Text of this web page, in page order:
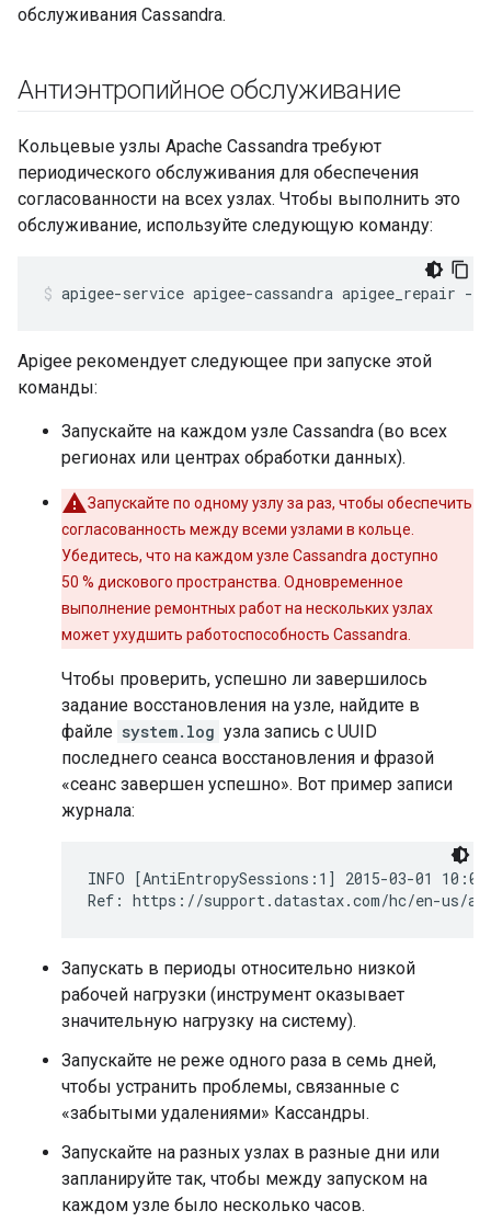
обслуживания Cassandra.
Антиэнтропийное обслуживание
Кольцевые узлы Apache Cassandra требуют
периодического обслуживания для обеспечения
согласованности на всех узлах. Чтобы выполнить это
обслуживание, используйте следующую команду:
apigee-service apigee-cassandra apigee_repair -pr
Apigee рекомендует следующее при запуске этой
команды:
Запускайте на каждом узле Cassandra (во всех
регионах или центрах обработки данных).
Запускайте по одному узлу за раз, чтобы обеспечить
согласованность между всеми узлами в кольце.
Убедитесь, что на каждом узле Cassandra доступно
50 % дискового пространства. Одновременное
выполнение ремонтных работ на нескольких узлах
может ухудшить работоспособность Cassandra.
Чтобы проверить, успешно ли завершилось
задание восстановления на узле, найдите в
файле system.log узла запись с UUID
последнего сеанса восстановления и фразой
«сеанс завершен успешно». Вот пример записи
журнала:
INFO [AntiEntropySessions:1] 2015-03-01
Ref: https://support.datastax.com/hc/en-us/
Запускать в периоды относительно низкой
рабочей нагрузки (инструмент оказывает
значительную нагрузку на систему).
Запускайте не реже одного раза в семь дней,
чтобы устранить проблемы, связанные с
«забытыми удалениями» Кассандры.
Запускайте на разных узлах в разные дни или
запланируйте так, чтобы между запуском на
каждом узле было несколько часов.